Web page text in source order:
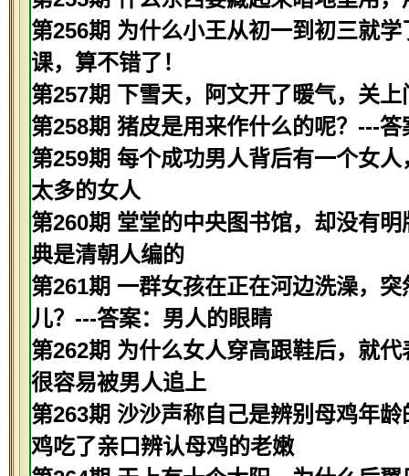
第256期 为什么小王从初一到初三就
课，算不错了！
第257期 下雪天，阿文开了暖气，关
第258期 猪皮是用来作什么的呢？---
第259期 每个成功男人背后有一个女
太多的女人
第260期 堂堂的中央图书馆，却没有
典是清朝人编的
第261期 一群女孩在正在河边洗澡，
儿？---答案：男人的眼睛
第262期 为什么女人穿高跟鞋后，就
很容易被男人追上
第263期 沙沙声称自己是辨别母鸡年
鸡吃了亲口辨认母鸡的老嫩